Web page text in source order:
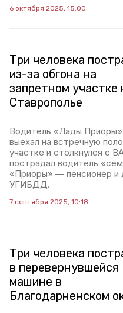
6 октября 2025, 15:00
Три человека
из-за обгона на
запретном участке
Ставрополье
Водитель «Лады Приоры»
выехал на встречную
участке и столкнулся с
пострадал водитель
«Приоры» — пенсионер и
УГИБДД.
7 сентября 2025, 10:18
Три человека
в перевернувшейся
машине в
Благодарненском